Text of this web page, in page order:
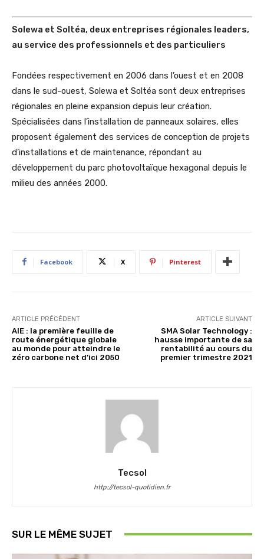
Solewa et Soltéa, deux entreprises régionales leaders,
au service des professionnels et des particuliers
Fondées respectivement en 2006 dans l’ouest et en 2008
dans le sud-ouest, Solewa et Soltéa sont deux entreprises
régionales en pleine expansion depuis leur création.
Spécialisées dans l’installation de panneaux solaires, elles
proposent également des services de conception de projets
d’installations et de maintenance, répondant au
développement du parc photovoltaïque hexagonal depuis le
milieu des années 2000.
Facebook X Pinterest
ARTICLE PRÉCÉDENT
AIE : la première feuille de
route énergétique globale
au monde pour atteindre le
zéro carbone net d’ici 2050
ARTICLE SUIVANT
SMA Solar Technology :
hausse importante de sa
rentabilité au cours du
premier trimestre 2021
Tecsol
http://tecsol-quotidien.fr
SUR LE MÊME SUJET